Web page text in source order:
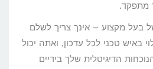
מתפקד.
בעל מקצוע – אינך צריך לשלם
באיש טכני לכל עדכון, ואתה יכול
הדיגיטלית שלך בידיים